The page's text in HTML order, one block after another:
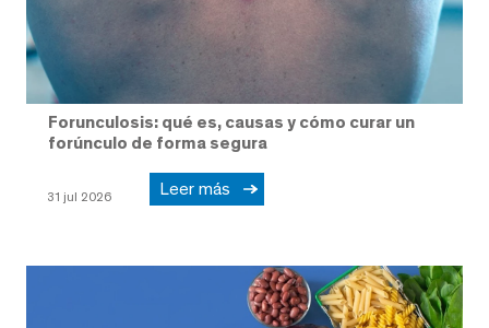
Forunculosis: qué es, causas y cómo curar un
forúnculo de forma segura
31 jul 2026 Leer más